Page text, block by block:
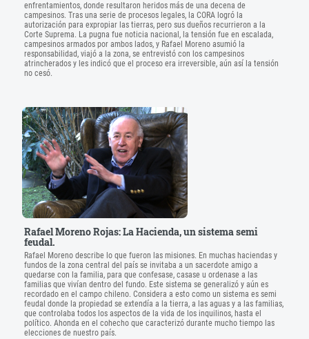
enfrentamientos, donde resultaron heridos más de una decena de
campesinos. Tras una serie de procesos legales, la CORA logró la
autorización para expropiar las tierras, pero sus dueños recurrieron a la
Corte Suprema. La pugna fue noticia nacional, la tensión fue en escalada,
campesinos armados por ambos lados, y Rafael Moreno asumió la
responsabilidad, viajó a la zona, se entrevistó con los campesinos
atrincherados y les indicó que el proceso era irreversible, aún así la tensión
no cesó.
Rafael Moreno Rojas: La Hacienda, un sistema semi
feudal.
Rafael Moreno describe lo que fueron las misiones. En muchas haciendas y
fundos de la zona central del país se invitaba a un sacerdote amigo a
quedarse con la familia, para que confesase, casase u ordenase a las
familias que vivían dentro del fundo. Este sistema se generalizó y aún es
recordado en el campo chileno. Considera a esto como un sistema es semi
feudal donde la propiedad se extendía a la tierra, a las aguas y a las familias,
que controlaba todos los aspectos de la vida de los inquilinos, hasta el
político. Ahonda en el cohecho que caracterizó durante mucho tiempo las
elecciones de nuestro país.